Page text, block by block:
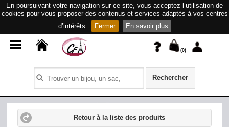
En poursuivant votre navigation sur ce site, vous acceptez l’utilisation de
cookies pour vous proposer des contenus et services adaptés à vos centres
d’intérêts.
Fermer En savoir plus
(0)
Rechercher
Retour à la liste des produits